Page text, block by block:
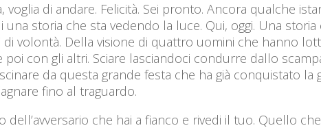
di andare. Felicità. Sei pronto. Ancora qualche
una storia che sta vedendo la luce. Qui, oggi. Una
di volontà. Della visione di quattro uomini che hanno
con gli altri. Sciare lasciandoci condurre dallo
da questa grande festa che ha già conquistato la
fino al traguardo.
che hai a fianco e rivedi il tuo. Quello